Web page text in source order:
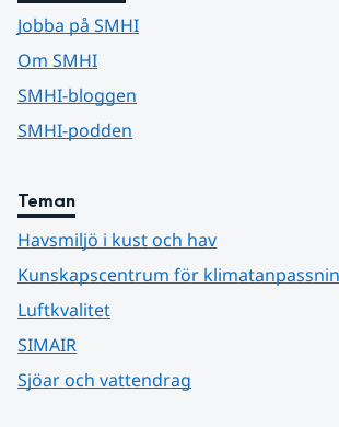
Jobba på SMHI
Om SMHI
SMHI-bloggen
SMHI-podden
Teman
Havsmiljö i kust och hav
Kunskapscentrum för
Luftkvalitet
SIMAIR
Sjöar och vattendrag